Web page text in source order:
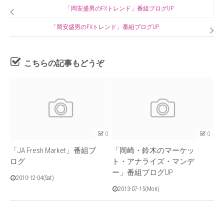
「岡安盛男のFXトレンド」番組ブログUP
「岡安盛男のFXトレンド」番組ブログUP
こちらの記事もどうぞ
0
「JA Fresh Market」番組ブ
ログ
2010-12-04(Sat)
0
「岡崎・鈴木のマーケッ
ト・アナライズ・マンデ
ー」番組ブログUP
2013-07-15(Mon)